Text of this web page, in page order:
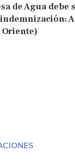
de Agua debe
Oriente)